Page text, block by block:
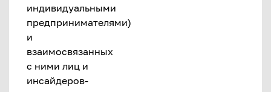
индивидуальными
предпринимателями)
и
взаимосвязанных
с ними лиц и
инсайдеров-